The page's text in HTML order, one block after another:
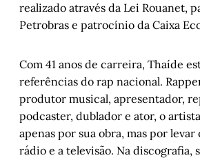
realizado através da Lei Rouanet,
Petrobras e patrocínio da Caixa
Com 41 anos de carreira, Thaíde
referências do rap nacional.
produtor musical, apresentador,
podcaster, dublador e ator, o
apenas por sua obra, mas por
rádio e a televisão. Na discografia,